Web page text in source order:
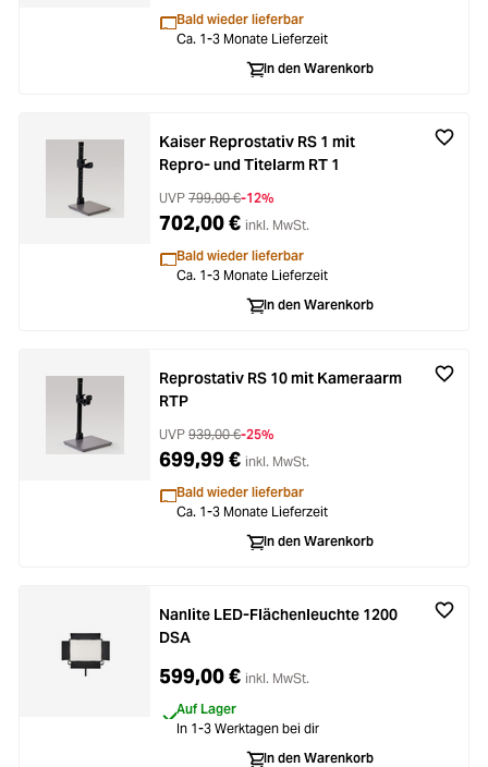
Bald wieder lieferbar
Ca. 1-3 Monate Lieferzeit
In den Warenkorb
Kaiser Reprostativ RS 1 mit
Repro- und Titelarm RT 1
UVP 799,00 €-12%
702,00 € inkl. MwSt.
Bald wieder lieferbar
Ca. 1-3 Monate Lieferzeit
In den Warenkorb
Reprostativ RS 10 mit Kameraarm
RTP
UVP 939,00 €-25%
699,99 € inkl. MwSt.
Bald wieder lieferbar
Ca. 1-3 Monate Lieferzeit
In den Warenkorb
Nanlite LED-Flächenleuchte 1200
DSA
599,00 € inkl. MwSt.
Auf Lager
In 1-3 Werktagen bei dir
In den Warenkorb